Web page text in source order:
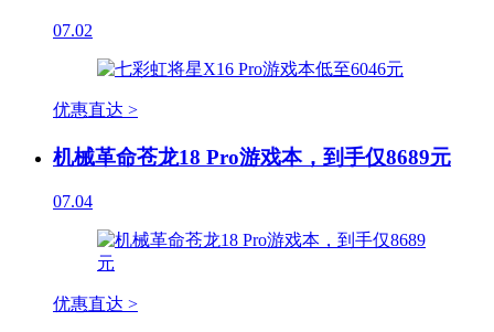
07.02
优惠直达 >
机械革命苍龙18 Pro游戏本，到手仅8689元
07.04
优惠直达 >